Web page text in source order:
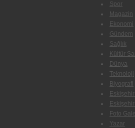
Spor
Magazin
Ekonomi
Gündem
Sağlık
Kültür
Dünya
Teknoloji
Biyografi
Foto
Yazar